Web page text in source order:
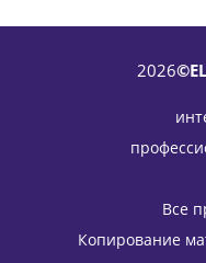
5 886
-15%
2026
Все
Копирование